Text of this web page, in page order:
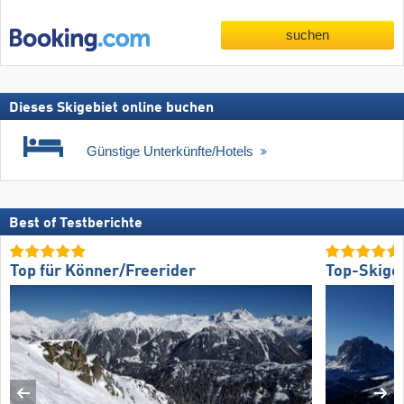
suchen
Dieses Skigebiet online buchen
Günstige Unterkünfte/Hotels
Best of Testberichte
Top für Könner/Freerider Top-